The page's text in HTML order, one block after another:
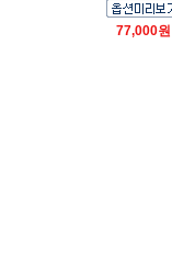
77,000원